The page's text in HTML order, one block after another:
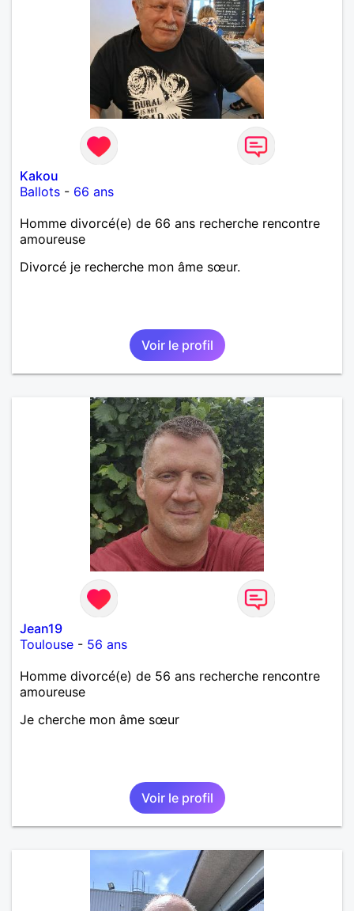
Kakou
Ballots - 66 ans
Homme divorcé(e) de 66 ans recherche rencontre
amoureuse
Divorcé je recherche mon âme sœur.
Voir le profil
Jean19
Toulouse - 56 ans
Homme divorcé(e) de 56 ans recherche rencontre
amoureuse
Je cherche mon âme sœur
Voir le profil